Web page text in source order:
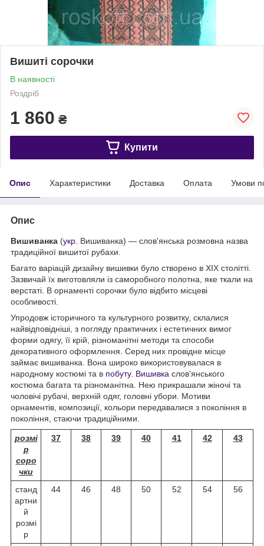
Вишиті сорочки
В наявності
Роздріб
1 860 ₴
Купити
Опис Характеристики Доставка Оплата Умови
Опис
Вишиванка (укр. Вишиванка) — слов'янська розмовна назва
традиційної вишитої рубахи.
Багато варіацій дизайну вишивки було створено в XIX столітті.
Зазвичай їх виготовляли із саморобного полотна, яке ткали на
верстаті. В орнаменті сорочки було відбито місцеві
особливості.
Упродовж історичного та культурного розвитку, склалися
найвідповідніші, з погляду практичних і естетичних вимог
форми одягу, її крій, різноманітні методи та способи
декоративного оформлення. Серед них провідне місце
займає вишиванка. Вона широко використовувалася в
народному костюмі та в побуту. Вишивка слов'янського
костюма багата та різноманітна. Нею прикрашали жіночі та
чоловічі рубачі, верхній одяг, головні убори. Мотиви
орнаментів, композиції, кольори передавалися з покоління в
покоління, стаючи традиційними.
розмі
р
соро
чки
37 38 39 40 41 42 43
станд
артни
й
розмі
р
44 46 48 50 52 54 56